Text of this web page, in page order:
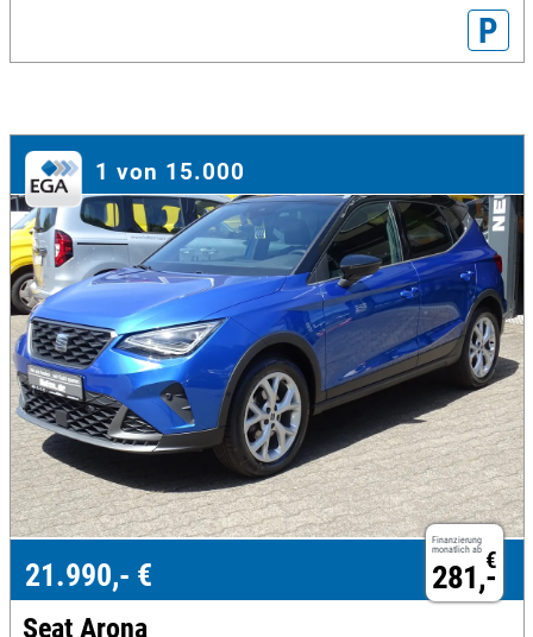
P
1 von 15.000
Finanzierung
monatlich ab €
281,-
21.990,- €
Seat Arona